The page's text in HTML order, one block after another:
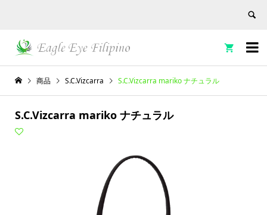


商品 S.C.Vizcarra S.C.Vizcarra mariko ナチュラル
S.C.Vizcarra mariko ナチュラル